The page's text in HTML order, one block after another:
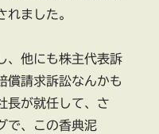
れました。
、他にも株主代表訴
償請求訴訟なんかも
長が就任して、さ
で、この香典泥